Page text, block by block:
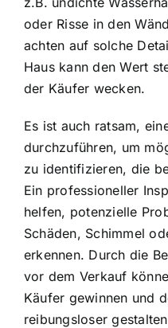
oder Risse in den
achten auf solche
Haus kann den Wert
der Käufer wecken.
Es ist auch ratsam,
durchzuführen, um
zu identifizieren, die
Ein professioneller
helfen, potenzielle
Schäden, Schimmel
erkennen. Durch die
vor dem Verkauf
Käufer gewinnen und
reibungsloser gestalten